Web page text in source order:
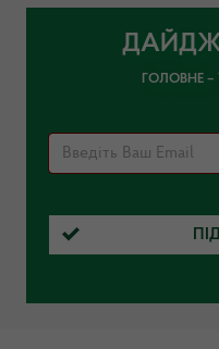
ГОЛОВНЕ –